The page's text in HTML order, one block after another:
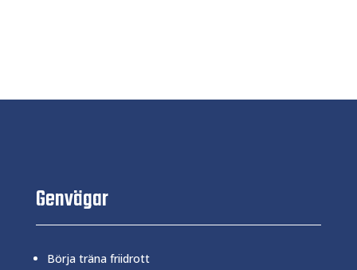
Genvägar
Börja träna friidrott